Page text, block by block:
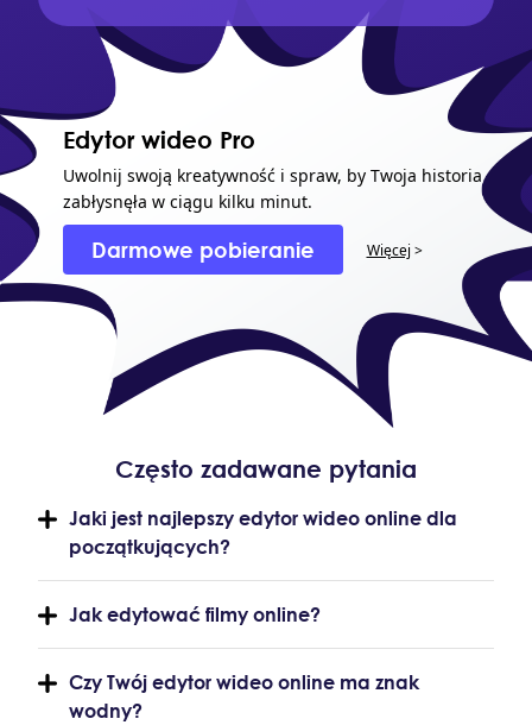
Edytor wideo Pro
Uwolnij swoją kreatywność i spraw, by Twoja historia
zabłysnęła w ciągu kilku minut.
Darmowe pobieranie Więcej >
Często zadawane pytania
Jaki jest najlepszy edytor wideo online dla
początkujących?
Jak edytować filmy online?
Czy Twój edytor wideo online ma znak
wodny?